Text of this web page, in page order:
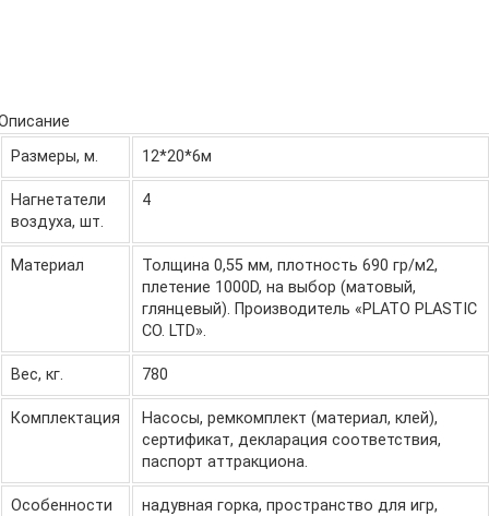
Размеры, м.
12*20*6м
Нагнетатели
воздуха, шт.
4
Материал
Толщина 0,55 мм, плотность 690 гр/м2,
плетение 1000D, на выбор (матовый,
глянцевый). Производитель «PLATO PLASTIC
CO. LTD».
Вес, кг. 780
Комплектация
Насосы, ремкомплект (материал, клей),
сертификат, декларация соответствия,
паспорт аттракциона.
Особенности
надувная горка, пространство для игр,